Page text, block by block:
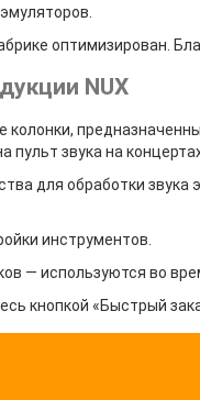
оптимизирован.
NUX
колонки,
пульт звука на
для обработки
инструментов.
— используются во
кнопкой «Быстрый